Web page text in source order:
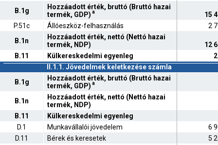
B.1g
Hozzáadott érték, bruttó (Bruttó hazai
termék, GDP) a
15
P.51c
Állóeszköz-felhasználás
2
B.1n
Hozzáadott érték, nettó (Nettó hazai
termék, NDP)
12
B.11
Külkereskedelmi egyenleg
II.1.1. Jövedelmek keletkezése számla
B.1g
Hozzáadott érték, bruttó (Bruttó hazai
termék, GDP) a
B.1n
Hozzáadott érték, nettó (Nettó hazai
termék, NDP)
B.11
Külkereskedelmi egyenleg
D.1
Munkavállalói jövedelem
6
D.11
Bérek és keresetek
5